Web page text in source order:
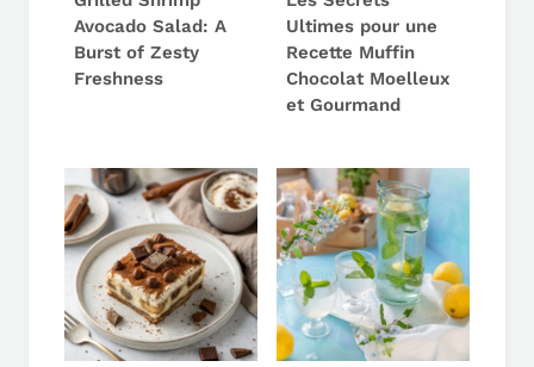
Avocado Salad: A
Burst of Zesty
Freshness
Ultimes pour une
Recette Muffin
Chocolat Moelleux
et Gourmand